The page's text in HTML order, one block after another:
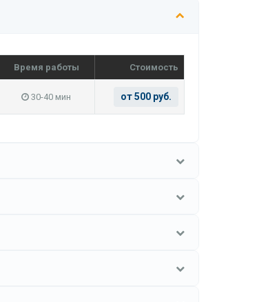
Время работы Стоимость
30-40 мин от 500 руб.